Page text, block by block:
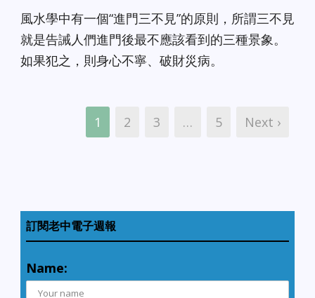
風水學中有一個“進門三不見”的原則，所謂三不見
就是告誡人們進門後最不應該看到的三種景象。
如果犯之，則身心不寧、破財災病。
1 2 3 … 5 Next ›
訂閱老中電子週報
Name: